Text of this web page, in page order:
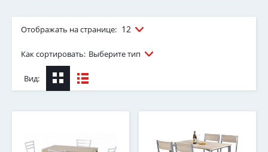
Отображать на странице: 12
Как сортировать: Выберите тип
Вид: